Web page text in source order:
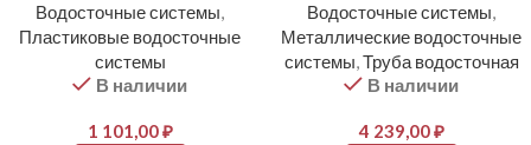
Водосточные системы,
Пластиковые водосточные
системы
В наличии
1 101,00₽
Водосточные системы,
Металлические водосточные
системы,Труба водосточная
В наличии
4 239,00₽